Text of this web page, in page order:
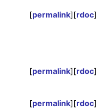
[permalink][rdoc]
[permalink][rdoc]
[permalink][rdoc]